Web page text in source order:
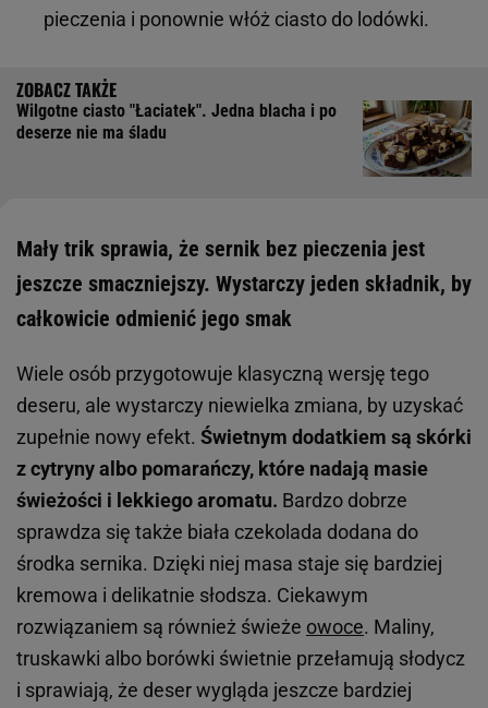
pieczenia i ponownie włóż ciasto do lodówki.
Wilgotne ciasto "Łaciatek". Jedna blacha i po
deserze nie ma śladu
Mały trik sprawia, że sernik bez pieczenia jest
jeszcze smaczniejszy. Wystarczy jeden składnik, by
całkowicie odmienić jego smak
Wiele osób przygotowuje klasyczną wersję tego
deseru, ale wystarczy niewielka zmiana, by uzyskać
zupełnie nowy efekt. Świetnym dodatkiem są skórki
z cytryny albo pomarańczy, które nadają masie
świeżości i lekkiego aromatu. Bardzo dobrze
sprawdza się także biała czekolada dodana do
środka sernika. Dzięki niej masa staje się bardziej
kremowa i delikatnie słodsza. Ciekawym
rozwiązaniem są również świeże owoce. Maliny,
truskawki albo borówki świetnie przełamują słodycz
i sprawiają, że deser wygląda jeszcze bardziej